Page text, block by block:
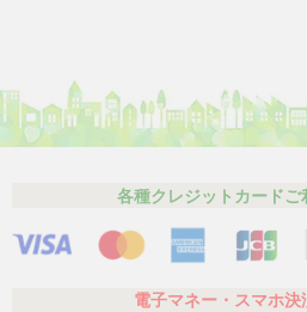
各種クレジットカードご
電子マネー・スマホ決